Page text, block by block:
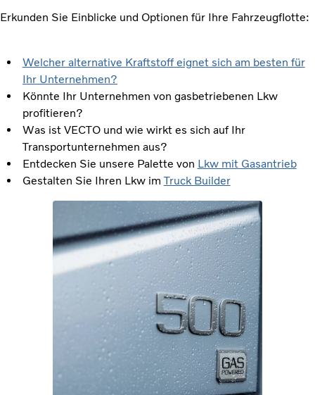
Erkunden Sie Einblicke und Optionen für Ihre Fahrzeugflotte:
Welcher alternative Kraftstoff eignet sich am besten für
Ihr Unternehmen?
Könnte Ihr Unternehmen von gasbetriebenen Lkw
profitieren?
Was ist VECTO und wie wirkt es sich auf Ihr
Transportunternehmen aus?
Entdecken Sie unsere Palette von Lkw mit Gasantrieb
Gestalten Sie Ihren Lkw imTruck Builder